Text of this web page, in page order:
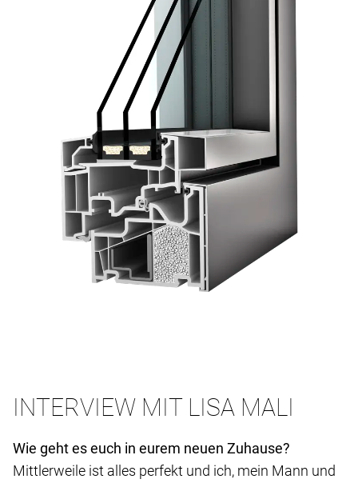
INTERVIEW MIT LISA MALI
Wie geht es euch in eurem neuen Zuhause?
Mittlerweile ist alles perfekt und ich, mein Mann und